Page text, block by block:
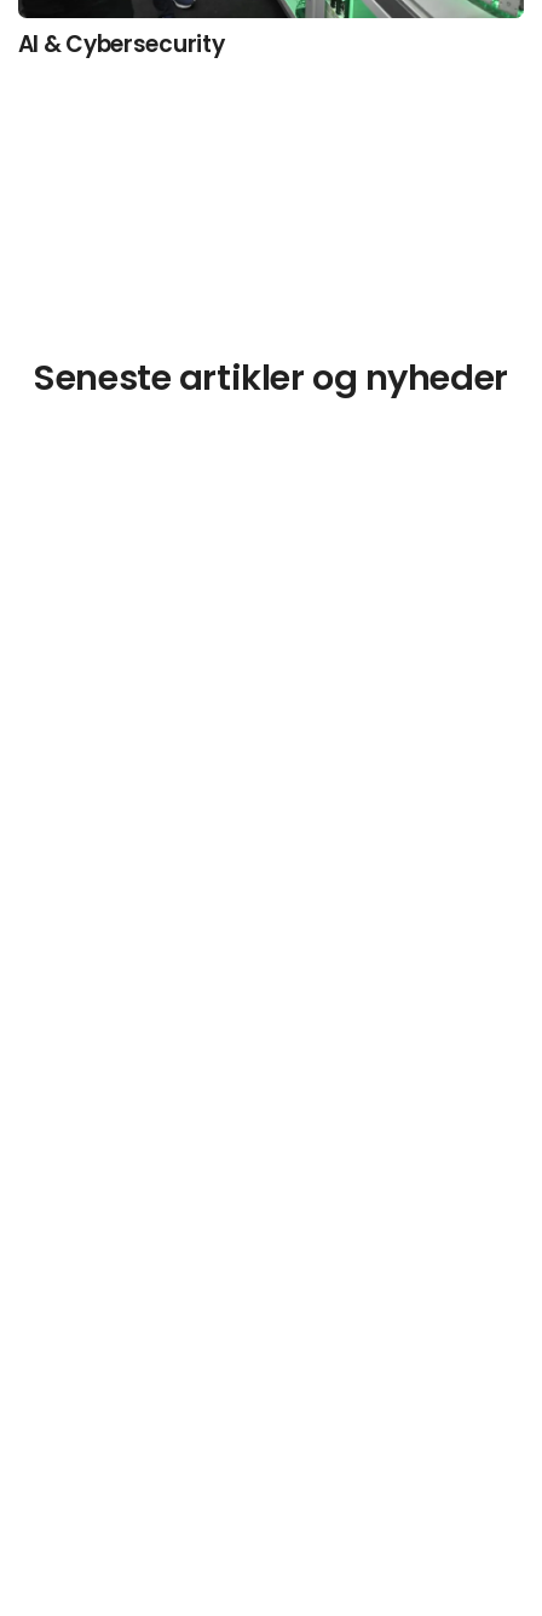
AI & Cybersecurity
Seneste artikler og nyheder